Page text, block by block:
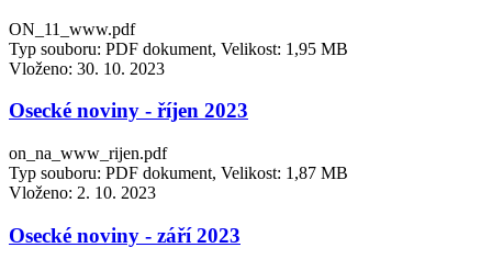
ON_11_www.pdf
Typ souboru: PDF dokument, Velikost: 1,95 MB
Vloženo: 30. 10. 2023
Osecké noviny - říjen 2023
on_na_www_rijen.pdf
Typ souboru: PDF dokument, Velikost: 1,87 MB
Vloženo: 2. 10. 2023
Osecké noviny - září 2023